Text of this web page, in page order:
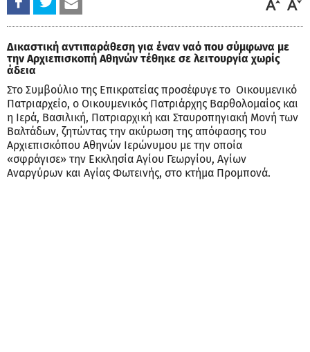
Δικαστική αντιπαράθεση για έναν ναό που σύμφωνα με
την Αρχιεπισκοπή Αθηνών τέθηκε σε λειτουργία χωρίς
άδεια
Στο Συμβούλιο της Επικρατείας προσέφυγε το Οικουμενικό
Πατριαρχείο, ο Οικουμενικός Πατριάρχης Βαρθολομαίος και
η Ιερά, Βασιλική, Πατριαρχική και Σταυροπηγιακή Μονή των
Βαλτάδων, ζητώντας την ακύρωση της απόφασης του
Αρχιεπισκόπου Αθηνών Ιερώνυμου με την οποία
«σφράγισε» την Εκκλησία Αγίου Γεωργίου, Αγίων
Αναργύρων και Αγίας Φωτεινής, στο κτήμα Προμπονά.